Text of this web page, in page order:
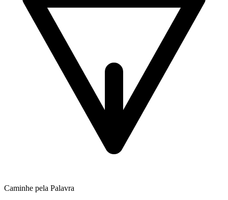
Caminhe pela Palavra